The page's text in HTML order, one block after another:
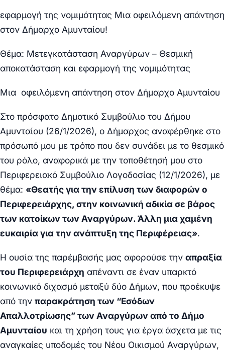
εφαρμογή της νομιμότητας Μια οφειλόμενη απάντηση
στον Δήμαρχο Αμυνταίου!
Θέμα: Μετεγκατάσταση Αναργύρων – Θεσμική
αποκατάσταση και εφαρμογή της νομιμότητας
Μια οφειλόμενη απάντηση στον Δήμαρχο Αμυνταίου
Στο πρόσφατο Δημοτικό Συμβούλιο του Δήμου
Αμυνταίου (26/1/2026), ο Δήμαρχος αναφέρθηκε στο
πρόσωπό μου με τρόπο που δεν συνάδει με το θεσμικό
του ρόλο, αναφορικά με την τοποθέτησή μου στο
Περιφερειακό Συμβούλιο Λογοδοσίας (12/1/2026), με
θέμα: «Θεατής για την επίλυση των διαφορών ο
Περιφερειάρχης, στην κοινωνική αδικία σε βάρος
των κατοίκων των Αναργύρων. Άλλη μια χαμένη
ευκαιρία για την ανάπτυξη της Περιφέρειας».
Η ουσία της παρέμβασής μας αφορούσε την απραξία
του Περιφερειάρχη απέναντι σε έναν υπαρκτό
κοινωνικό διχασμό μεταξύ δύο Δήμων, που προέκυψε
από την παρακράτηση των “Εσόδων
Απαλλοτρίωσης” των Αναργύρων από το Δήμο
Αμυνταίου και τη χρήση τους για έργα άσχετα με τις
αναγκαίες υποδομές του Νέου Οικισμού Αναργύρων,